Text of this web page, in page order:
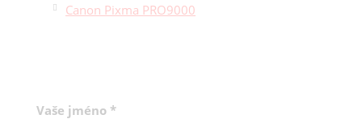
Canon Pixma PRO9000
Vaše jméno *